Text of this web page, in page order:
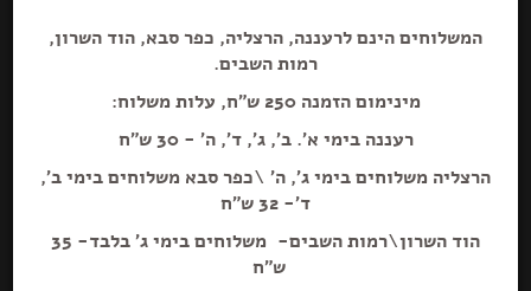
הוספה+
המשלוחים הינם לרעננה, הרצליה, כפר סבא, הוד השרון,
רמות השבים.
מינימום הזמנה 250 ש"ח, עלות משלוח:
רעננה בימי א'. ב', ג', ד', ה' - 30 ש"ח
הרצליה משלוחים בימי ג', ה' \כפר סבא משלוחים בימי ב',
ד'- 32 ש"ח
הוד השרון\רמות השבים- משלוחים בימי ג' בלבד- 35
ש"ח